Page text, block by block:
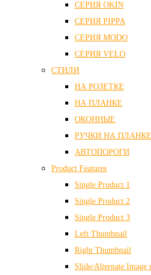
СЕРИЯ OKIN
СЕРИЯ PIPPA
СЕРИЯ MODO
СЕРИЯ VELO
СТИЛИ
НА РОЗЕТКЕ
НА ПЛАНКЕ
ОКОННЫЕ
РУЧКИ НА ПЛАНКЕ
АВТОПОРОГИ
Product Features
Single Product 1
Single Product 2
Single Product 3
Left Thumbnail
Right Thumbnail
Slide/Alternate Image